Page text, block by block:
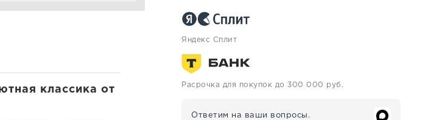
Яндекс Сплит
Расрочка для покупок до 300 000 руб.
Ответим на ваши вопросы.
классика от